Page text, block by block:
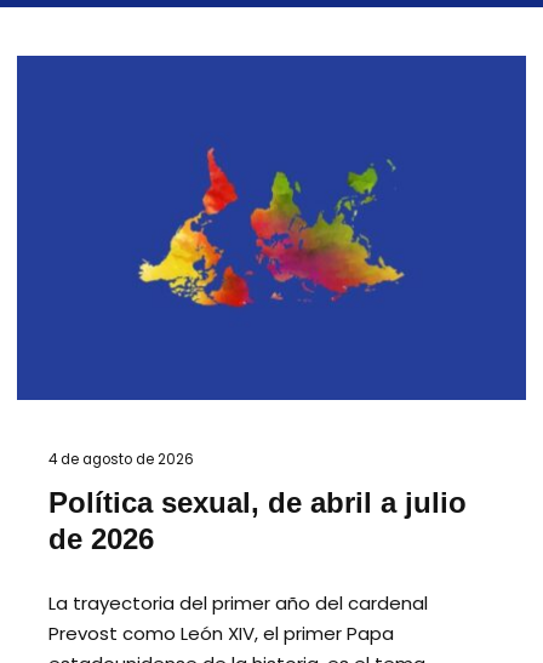
4 de agosto de 2026
Política sexual, de abril a julio
de 2026
La trayectoria del primer año del cardenal
Prevost como León XIV, el primer Papa